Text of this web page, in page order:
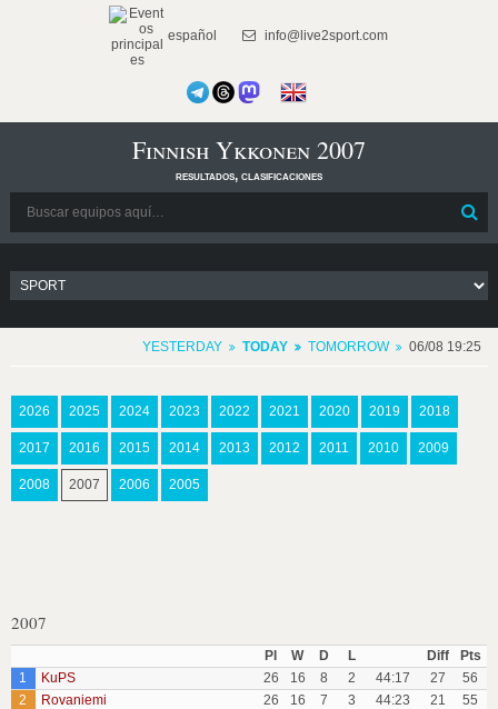
español info@live2sport.com
Finnish Ykkonen 2007
resultados, clasificaciones
YESTERDAY TODAY TOMORROW 06/08 19:25
2026 2025 2024 2023 2022 2021 2020 2019 2018
2017 2016 2015 2014 2013 2012 2011 2010 2009
2008 2007 2006 2005
2007
Pl W D L Diff
Pts
1
KuPS 26 16 8 2 44:17 27
56
2
Rovaniemi 26 16 7 3 44:23 21
55